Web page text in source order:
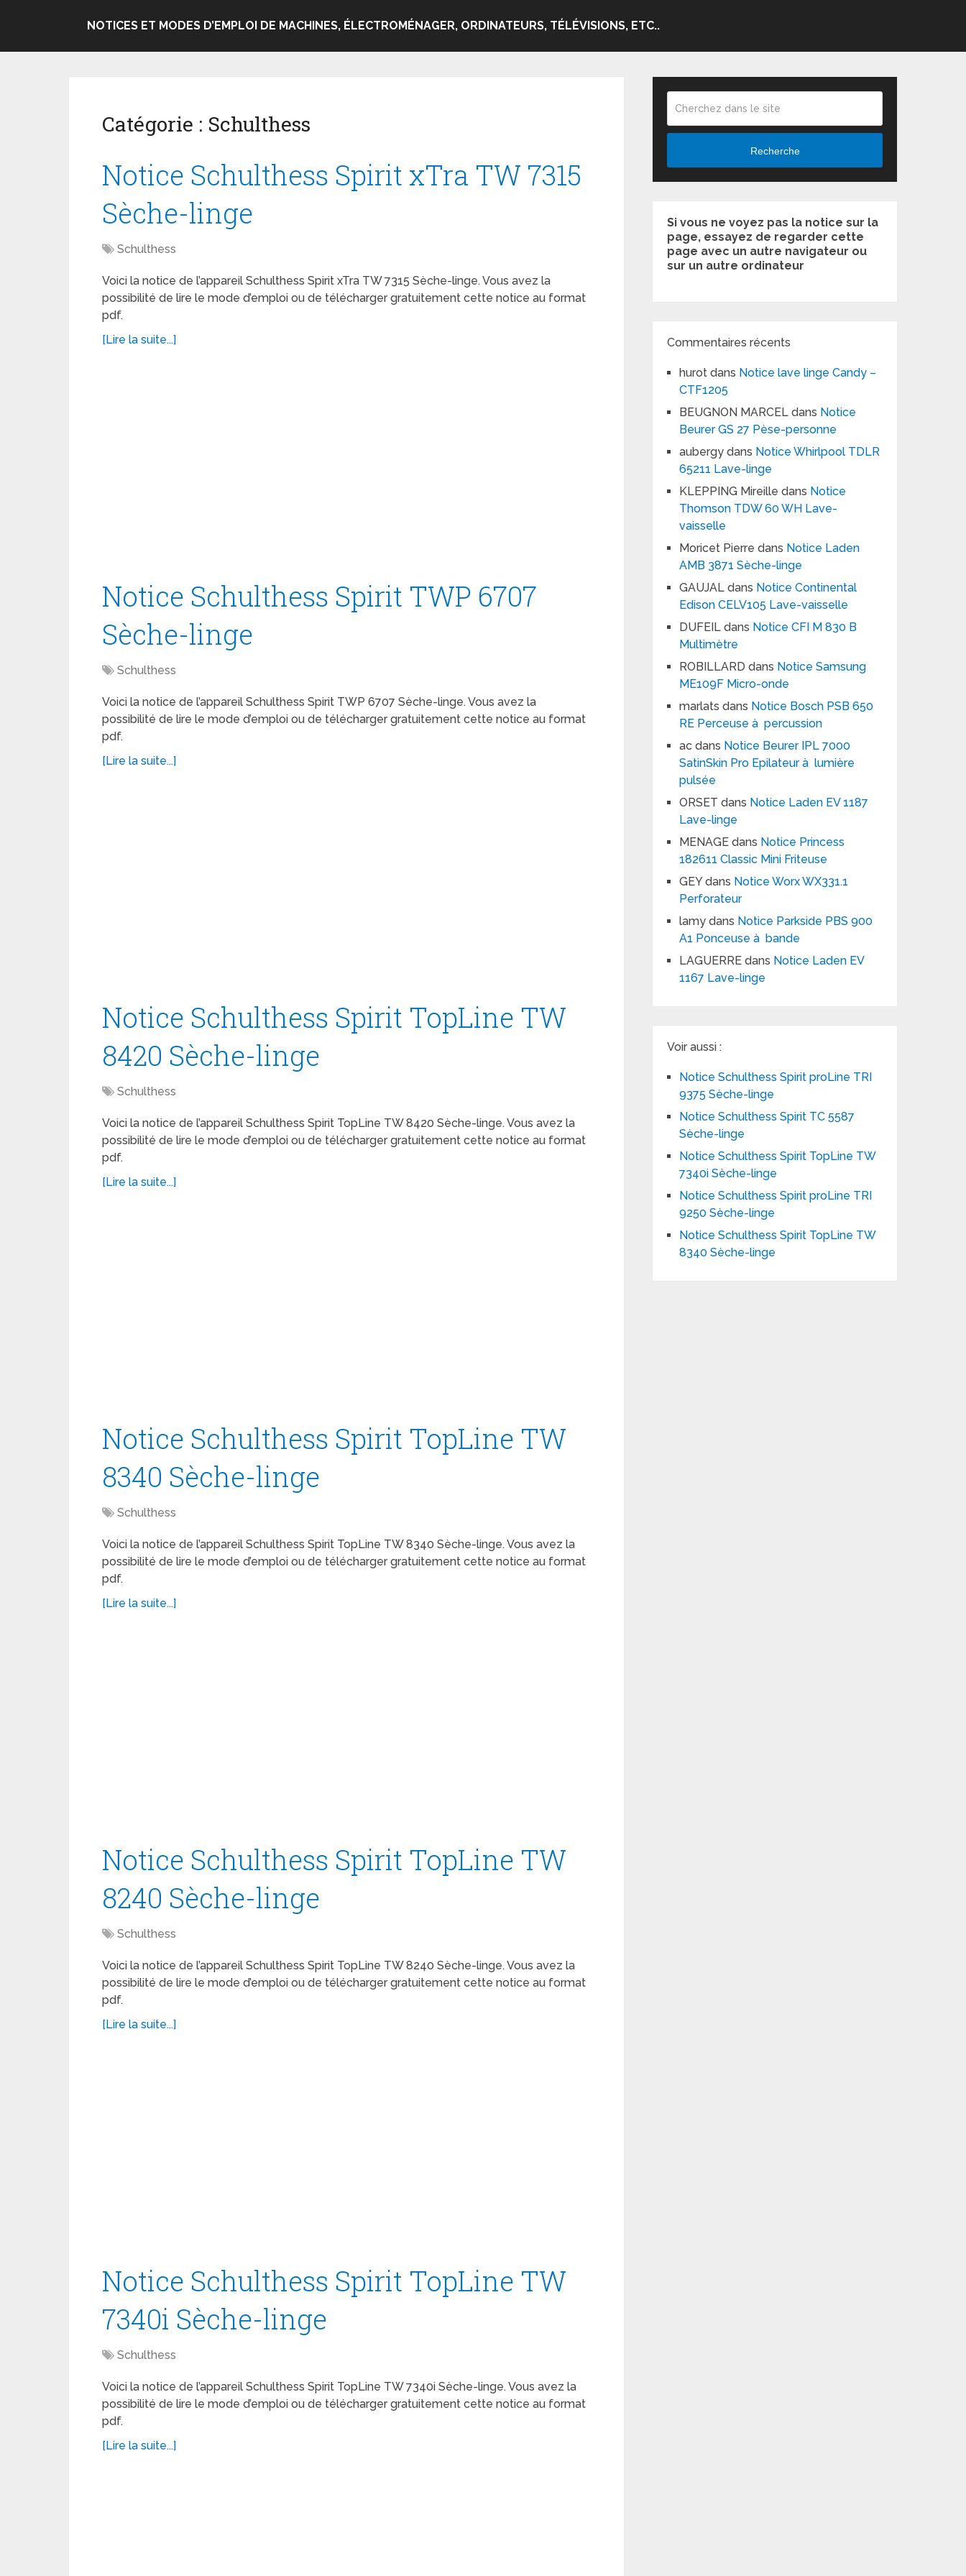
NOTICES ET MODES D’EMPLOI DE MACHINES, ÉLECTROMÉNAGER, ORDINATEURS, TÉLÉVISIONS, ETC..
Catégorie : Schulthess
Notice Schulthess Spirit xTra TW 7315
Sèche-linge
Schulthess
Voici la notice de l’appareil Schulthess Spirit xTra TW 7315 Sèche-linge. Vous avez la
possibilité de lire le mode d’emploi ou de télécharger gratuitement cette notice au format
pdf.
[Lire la suite...]
Notice Schulthess Spirit TWP 6707
Sèche-linge
Schulthess
Voici la notice de l’appareil Schulthess Spirit TWP 6707 Sèche-linge. Vous avez la
possibilité de lire le mode d’emploi ou de télécharger gratuitement cette notice au format
pdf.
[Lire la suite...]
Notice Schulthess Spirit TopLine TW
8420 Sèche-linge
Schulthess
Voici la notice de l’appareil Schulthess Spirit TopLine TW 8420 Sèche-linge. Vous avez la
possibilité de lire le mode d’emploi ou de télécharger gratuitement cette notice au format
pdf.
[Lire la suite...]
Notice Schulthess Spirit TopLine TW
8340 Sèche-linge
Schulthess
Voici la notice de l’appareil Schulthess Spirit TopLine TW 8340 Sèche-linge. Vous avez la
possibilité de lire le mode d’emploi ou de télécharger gratuitement cette notice au format
pdf.
[Lire la suite...]
Notice Schulthess Spirit TopLine TW
8240 Sèche-linge
Schulthess
Voici la notice de l’appareil Schulthess Spirit TopLine TW 8240 Sèche-linge. Vous avez la
possibilité de lire le mode d’emploi ou de télécharger gratuitement cette notice au format
pdf.
[Lire la suite...]
Notice Schulthess Spirit TopLine TW
7340i Sèche-linge
Schulthess
Voici la notice de l’appareil Schulthess Spirit TopLine TW 7340i Sèche-linge. Vous avez la
possibilité de lire le mode d’emploi ou de télécharger gratuitement cette notice au format
pdf.
[Lire la suite...]
Recherche
Si vous ne voyez pas la notice sur la
page, essayez de regarder cette
page avec un autre navigateur ou
sur un autre ordinateur
Commentaires récents
hurot dans Notice lave linge Candy –
CTF1205
BEUGNON MARCEL dans Notice
Beurer GS 27 Pèse-personne
aubergy dans Notice Whirlpool TDLR
65211 Lave-linge
KLEPPING Mireille dans Notice
Thomson TDW 60 WH Lave-
vaisselle
Moricet Pierre dans Notice Laden
AMB 3871 Sèche-linge
GAUJAL dans Notice Continental
Edison CELV105 Lave-vaisselle
DUFEIL dans Notice CFI M 830 B
Multimètre
ROBILLARD dans Notice Samsung
ME109F Micro-onde
marlats dans Notice Bosch PSB 650
RE Perceuse à percussion
ac dans Notice Beurer IPL 7000
SatinSkin Pro Epilateur à lumière
pulsée
ORSET dans Notice Laden EV 1187
Lave-linge
MENAGE dans Notice Princess
182611 Classic Mini Friteuse
GEYdans Notice Worx WX331.1
Perforateur
lamy dans Notice Parkside PBS 900
A1 Ponceuse à bande
LAGUERRE dans Notice Laden EV
1167 Lave-linge
Voir aussi :
Notice Schulthess Spirit proLine TRI
9375 Sèche-linge
Notice Schulthess Spirit TC 5587
Sèche-linge
Notice Schulthess Spirit TopLine TW
7340i Sèche-linge
Notice Schulthess Spirit proLine TRI
9250 Sèche-linge
Notice Schulthess Spirit TopLine TW
8340 Sèche-linge